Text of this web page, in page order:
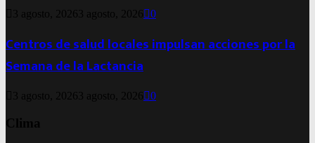
3 agosto, 2026 3 agosto, 2026 0
Centros de salud locales impulsan acciones por la
Semana de la Lactancia
3 agosto, 2026 3 agosto, 2026 0
Clima